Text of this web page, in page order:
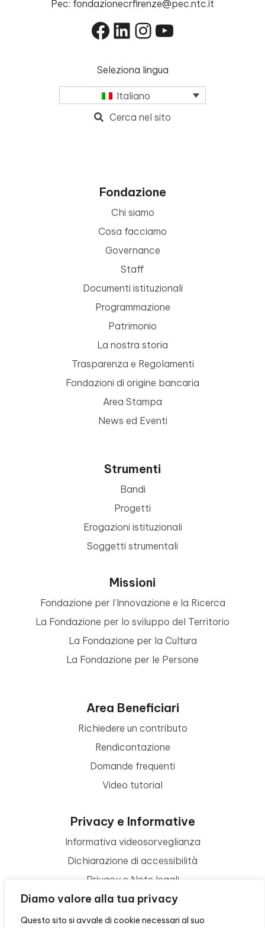
Diamo valore alla tua privacy
Questo sito si avvale di cookie necessari al suo
Pec: fondazionecrfirenze@pec.ntc.it
Facebook
LinkedIn
Instagram
YouTube
Seleziona lingua
Italiano
Cerca nel sito
Fondazione
Chi siamo
Cosa facciamo
Governance
Staff
Documenti istituzionali
Programmazione
Patrimonio
La nostra storia
Trasparenza e Regolamenti
Fondazioni di origine bancaria
Area Stampa
News ed Eventi
Strumenti
Bandi
Progetti
Erogazioni istituzionali
Soggetti strumentali
Missioni
Fondazione per l’Innovazione e la Ricerca
La Fondazione per lo sviluppo del Territorio
La Fondazione per la Cultura
La Fondazione per le Persone
Area Beneficiari
Richiedere un contributo
Rendicontazione
Domande frequenti
Video tutorial
Privacy e Informative
Informativa videosorveglianza
Dichiarazione di accessibilità
Privacy e Note legali
Termini di utilizzo
Cookie policy